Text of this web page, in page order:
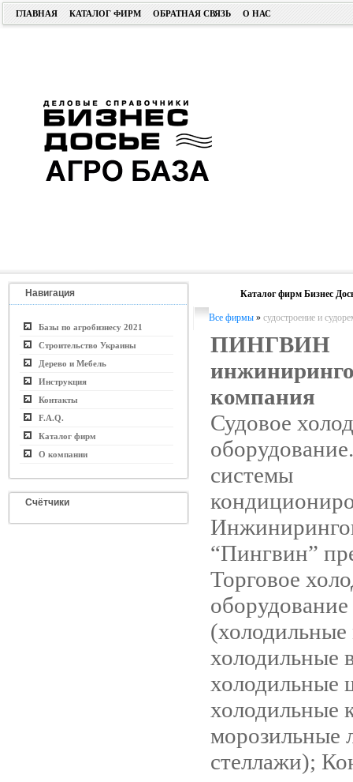
ГЛАВНАЯ КАТАЛОГ ФИРМ ОБРАТНАЯ СВЯЗЬ О НАС
Навигация
Базы по агробизнесу 2021
Строительство Украины
Дерево и Мебель
Инструкция
Контакты
F.A.Q.
Каталог фирм
О компании
Счётчики
Каталог фирм Бизнес
Все фирмы » судостроение и
ПИНГВИН
компания
Судовое
системы
“Пингвин”
Торговое
оборудование
холодильные
холодильные
холодильные
морозильные
стеллажи);